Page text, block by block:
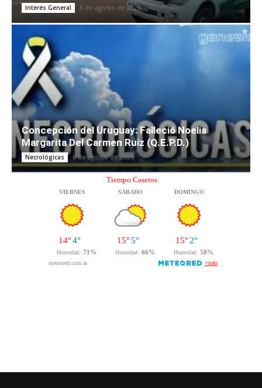
Interés General 6 de agosto de 2026
Concepción del Uruguay: Falleció Noelia
Margarita Del Carmen Ruiz (Q.E.P.D.)
Necrológicas 6 de agosto de 2026